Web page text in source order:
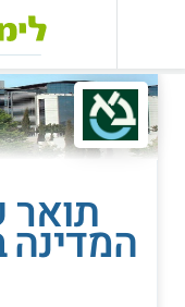
תואר
המדינה